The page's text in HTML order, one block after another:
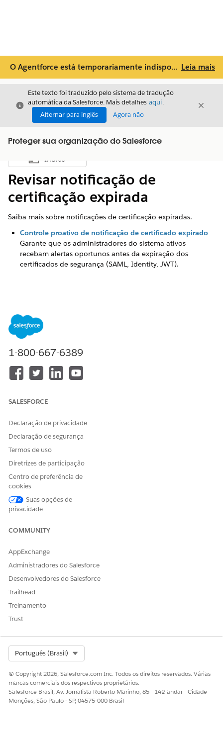
O Agentforce está temporariamente indisponível. Tente novamente mais tarde ou acesse os tópicos de ajuda abaixo. Para obter suporte adicional, entre em contato com Leia mais
Fechar
Este texto foi traduzido pelo sistema de tradução
automática da Salesforce. Mais detalhes aqui.
Alternar para inglês
Agora não
Fechar
Proteger sua organização do Salesforce
Mostrar índice
Índice
Revisar notificação de
certificação expirada
Saiba mais sobre notificações de certificação expiradas.
Controle proativo de notificação de certificado expirado
Garante que os administradores do sistema ativos
recebam alertas oportunos antes da expiração dos
certificados de segurança (SAML, Identity, JWT).
1-800-667-6389
SALESFORCE
Declaração de privacidade
Declaração de segurança
Termos de uso
Diretrizes de participação
Centro de preferência de
cookies
Suas opções de
privacidade
COMMUNITY
AppExchange
Administradores do Salesforce
Desenvolvedores do Salesforce
Trailhead
Treinamento
Trust
Português (Brasil)
© Copyright 2026, Salesforce.com Inc. Todos os direitos reservados. Várias
marcas comerciais dos respectivos proprietários.
Salesforce Brasil, Av. Jornalista Roberto Marinho, 85 - 14º andar - Cidade
Monções, São Paulo - SP, 04575-000 Brasil